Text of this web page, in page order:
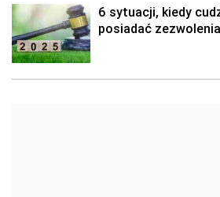
6 sytuacji, kiedy
posiadać